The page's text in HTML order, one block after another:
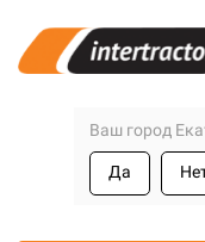
Ваш город
Да